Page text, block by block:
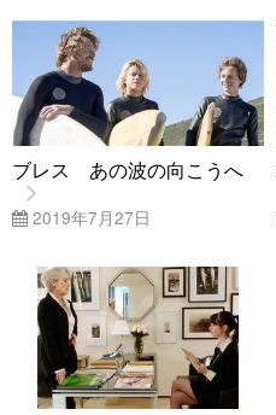
ブレス あの波の向こうへ
2019年7月27日